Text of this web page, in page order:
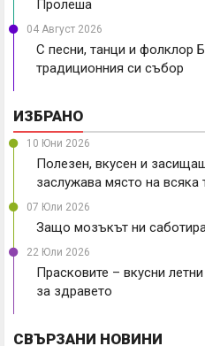
Пролеша
04 Август 2026
С песни, танци и фолклор
традиционния си събор
ИЗБРАНО
10 Юни 2026
Полезен, вкусен и
заслужава място на всяка
07 Юли 2026
Защо мозъкът ни
22 Юли 2026
Прасковите – вкусни
за здравето
СВЪРЗАНИ НОВИНИ